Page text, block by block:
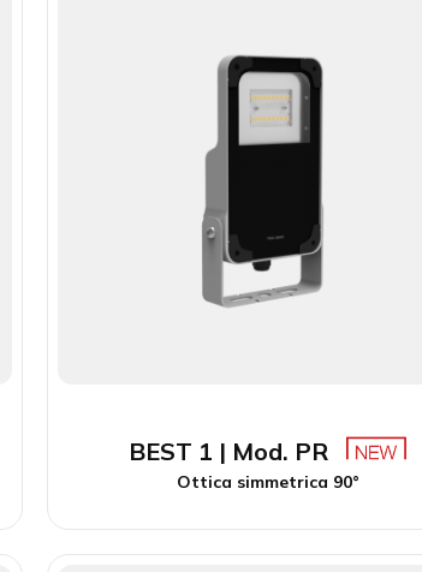
BEST 1 | Mod. PR
Ottica simmetrica 90°